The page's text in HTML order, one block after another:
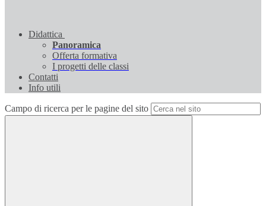
Didattica
Panoramica
Offerta formativa
I progetti delle classi
Contatti
Info utili
Campo di ricerca per le pagine del sito